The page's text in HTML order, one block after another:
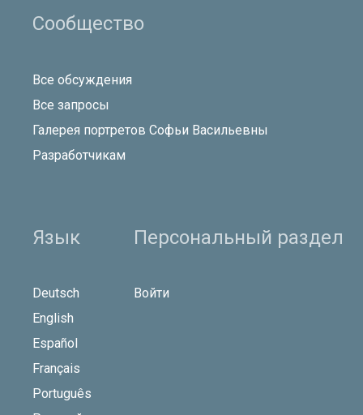
Сообщество
Все обсуждения
Все запросы
Галерея портретов Софьи Васильевны
Разработчикам
Язык
Deutsch
English
Español
Français
Português
Персональный раздел
Войти